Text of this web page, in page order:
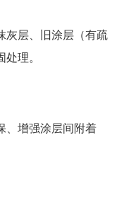
灰层、旧涂层（有疏
理。
、增强涂层间附着